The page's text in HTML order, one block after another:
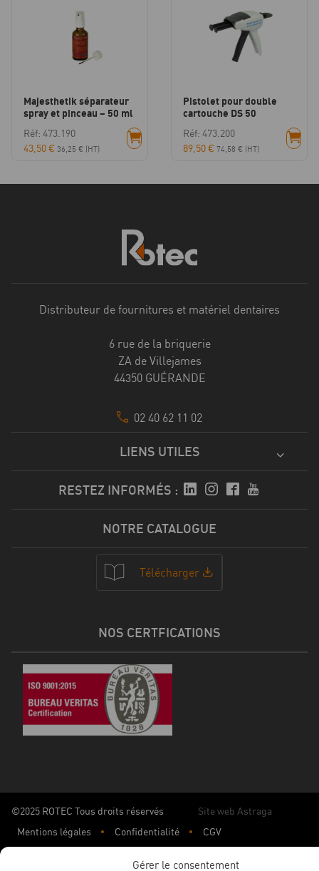
Gérer le consentement
Majesthetik séparateur
spray et pinceau – 50 ml
Réf: 473.190
43,50€ 36,25 € (HT)
Pistolet pour double
cartouche DS 50
Réf: 473.200
89,50€ 74,58 € (HT)
Distributeur de fournitures et matériel dentaires
6 rue de la briquerie
ZA de Villejames
44350 GUÉRANDE
02 40 62 11 02
LIENS UTILES
RESTEZ INFORMÉS :
NOTRE CATALOGUE
Télécharger
NOS CERTFICATIONS
©2025 ROTEC Tous droits réservés
Site web Astraga
Mentions légales
Confidentialité CGV